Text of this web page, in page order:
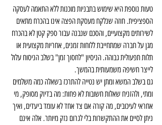
טעות נוספת היא שימוש בתבניות מוכנות ללא התאמה לעסקה
הספציפית. חוזה שנלקח מעסקת הפצה אינו בהכרח מתאים
לשירותים מקצועיים, והסכם שנבנה עבור ספק קטן לא בהכרח
מגן על חברה שמתחייבת ללוחות זמנים, אחריות מקצועית או
תלות תפעולית גבוהה. הניסיון "לחסוך זמן" בשלב הניסוח עלול
לייצר חשיפה משמעותית בהמשך.
גם בשלב המשא ומתן יש נטייה להתרכז בשאלה כמה משלמים
ומתי, ולהזניח שאלות חשובות לא פחות: מה בדיוק מסופק, מי
אחראי לעיכובים, מה קורה אם צד אחד לא עומד ביעדים, ואיך
ניתן לסיים את ההתקשרות בלי לגרום נזק מיותר. אלה אינם